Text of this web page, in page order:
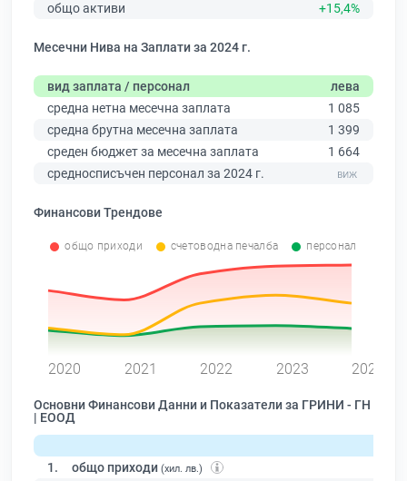
общо активи
+15,4%
Месечни Нива на Заплати за 2024 г.
вид заплата / персонал
лева
средна нетна месечна заплата
1 085
средна брутна месечна заплата
1 399
среден бюджет за месечна заплата
1 664
средносписъчен персонал за 2024 г.
Финансови Трендове
общо приходи счетоводна печалба персонал
2020 2021 2022 2023 2024
Основни Финансови Данни и Показатели за ГРИНИ - ГН
| ЕООД
1. общо приходи (хил. лв.)